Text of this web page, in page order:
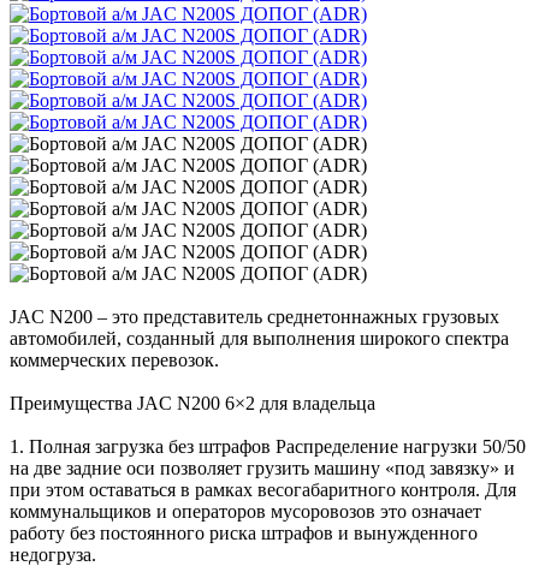
JAC N200 – это представитель среднетоннажных грузовых
автомобилей, созданный для выполнения широкого спектра
коммерческих перевозок.
Преимущества JAC N200 6×2 для владельца
1. Полная загрузка без штрафов Распределение нагрузки 50/50
на две задние оси позволяет грузить машину «под завязку» и
при этом оставаться в рамках весогабаритного контроля. Для
коммунальщиков и операторов мусоровозов это означает
работу без постоянного риска штрафов и вынужденного
недогруза.